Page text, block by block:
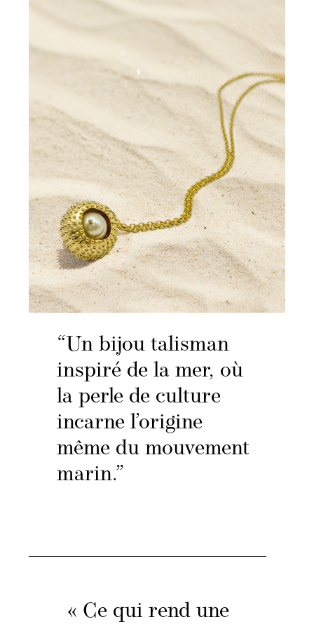
“Un bijou talisman
inspiré de la mer, où
la perle de culture
incarne l’origine
même du mouvement
marin.”
« Ce qui rend une